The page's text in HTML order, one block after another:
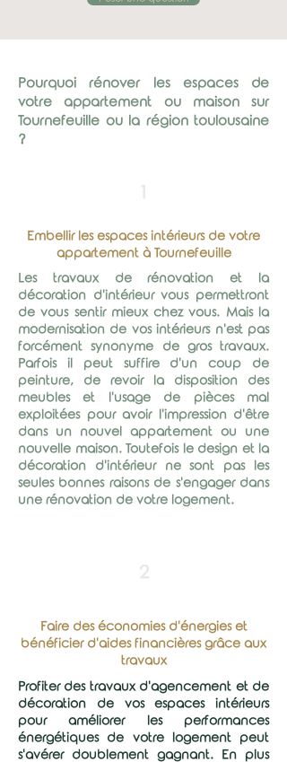
Pourquoi rénover les espaces de
votre appartement ou maison sur
Tournefeuille ou la région toulousaine
?
1
Embellir les espaces intérieurs de votre
appartement à Tournefeuille
Les travaux de rénovation et la
décoration d'intérieur vous permettront
de vous sentir mieux chez vous. Mais la
modernisation de vos intérieurs n'est pas
forcément synonyme de gros travaux.
Parfois il peut suffire d'un coup de
peinture, de revoir la disposition des
meubles et l'usage de pièces mal
exploitées pour avoir l'impression d'être
dans un nouvel appartement ou une
nouvelle maison. Toutefois le design et la
décoration d'intérieur ne sont pas les
seules bonnes raisons de s'engager dans
une rénovation de votre logement.
2
Faire des économies d'énergies et
bénéficier d'aides financières grâce aux
travaux
Profiter des travaux d'agencement et de
décoration de vos espaces intérieurs
pour améliorer les performances
énergétiques de votre logement peut
s'avérer doublement gagnant. En plus